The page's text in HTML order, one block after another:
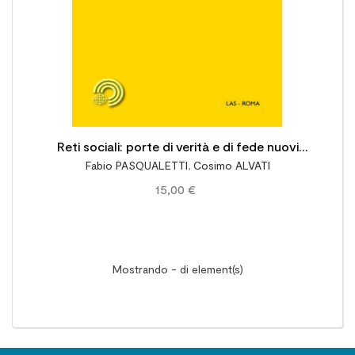
Reti sociali: porte di verità e di fede nuovi
spazi di evangelizzazione. Percorsi di
comunicazione
Fabio PASQUALETTI, Cosimo ALVATI
15,00 €
Mostrando - di element(s)